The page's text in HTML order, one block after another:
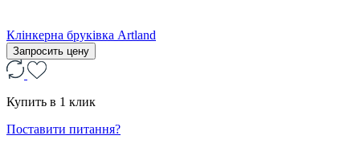
Клінкерна бруківка Artland
Запросить цену
Купить в 1 клик
Поставити питання?